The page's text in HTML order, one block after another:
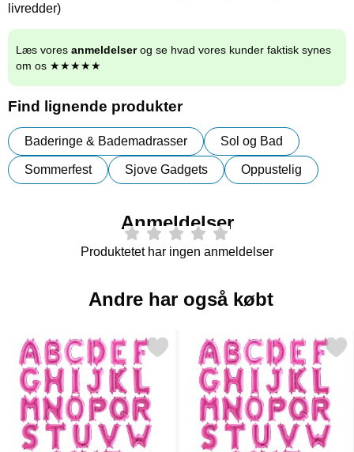
livredder)
Læs vores anmeldelserog se hvad vores kunder faktisk synes
om os ★★★★★
Find lignende produkter
Baderinge & Bademadrasser Sol og Bad
Sommerfest Sjove Gadgets Oppustelig
Anmeldelser
Produktetet har ingen anmeldelser
Andre har også købt
Markér bogstavballon Pink Mini F som favorit
Markér bogstavballon